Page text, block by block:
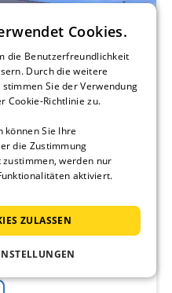
Kochplatten,
Dunstabzugshaube,
Spülmaschine,
Cookies.
die Benutzerfreundlichkeit
Durch die weitere
Sie der Verwendung
Cookie-Richtlinie zu.
können Sie Ihre
die Zustimmung
werden nur
aktiviert.
ZULASSEN